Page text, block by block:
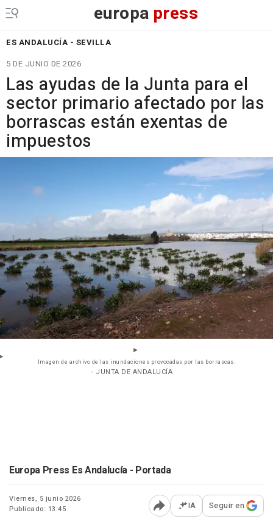
europa press
ES ANDALUCÍA - SEVILLA
5 DE JUNIO DE 2026
Las ayudas de la Junta para el
sector primario afectado por las
borrascas están exentas de
impuestos
Imagen de archivo de las inundaciones provocadas por las borrascas.
- JUNTA DE ANDALUCÍA
Europa Press Es Andalucía - Portada
Viernes, 5 junio 2026
Publicado: 13:45
Abrir opciones para
IA Seguir en